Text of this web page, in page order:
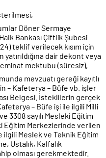
Döner Sermaye
Bankası Çiftlik Şubesi
teklif verilecek kısım için
dair dekont veya
mektubu (süresiz),
mevzuatı gereği kayıtlı
– Kafeterya – Büfe vb. işler
Belgesi. İsteklilerin gerçek
– Büfe işi ile ilgili Milli
3308 sayılı Mesleki Eğitim
Eğitim Merkezlerinde verilen
ilgili Meslek ve Teknik Eğitim
Ustalık, Kalfalık
olması gerekmektedir.